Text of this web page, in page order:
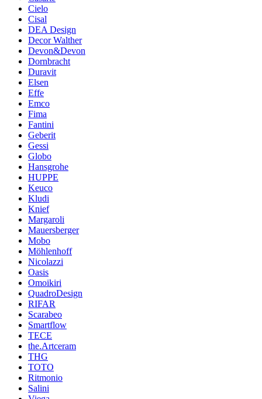
Cielo
Cisal
DEA Design
Decor Walther
Devon&Devon
Dornbracht
Duravit
Elsen
Effe
Emco
Fima
Fantini
Geberit
Gessi
Globo
Hansgrohe
HUPPE
Keuco
Kludi
Knief
Margaroli
Mauersberger
Mobo
Möhlenhoff
Nicolazzi
Oasis
Omoikiri
QuadroDesign
RIFAR
Scarabeo
Smartflow
TECE
the.Artceram
THG
TOTO
Ritmonio
Salini